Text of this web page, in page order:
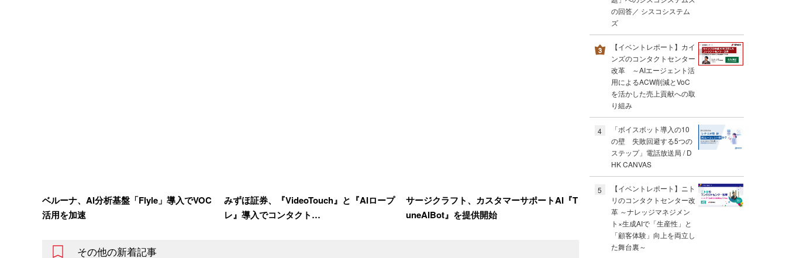
ベルーナ、AI分析基盤「Flyle」導入でVOC
活用を加速
みずほ証券、『VideoTouch』と『AIロープ
レ』導入でコンタクト…
サージクラフト、カスタマーサポートAI『T
uneAIBot』を提供開始
その他の新着記事
の回答／ シスコシステム
ズ
【イベントレポート】カイ
ンズのコンタクトセンター
改革 ～AIエージェント活
用によるACW削減とVoC
を活かした売上貢献への取
り組み
4
「ボイスボット導入の10
の壁 失敗回避する5つの
ステップ」電話放送局 / D
HK CANVAS
5
【イベントレポート】ニト
リのコンタクトセンター改
革 ～ナレッジマネジメン
ト×生成AIで「生産性」と
「顧客体験」向上を両立し
た舞台裏～